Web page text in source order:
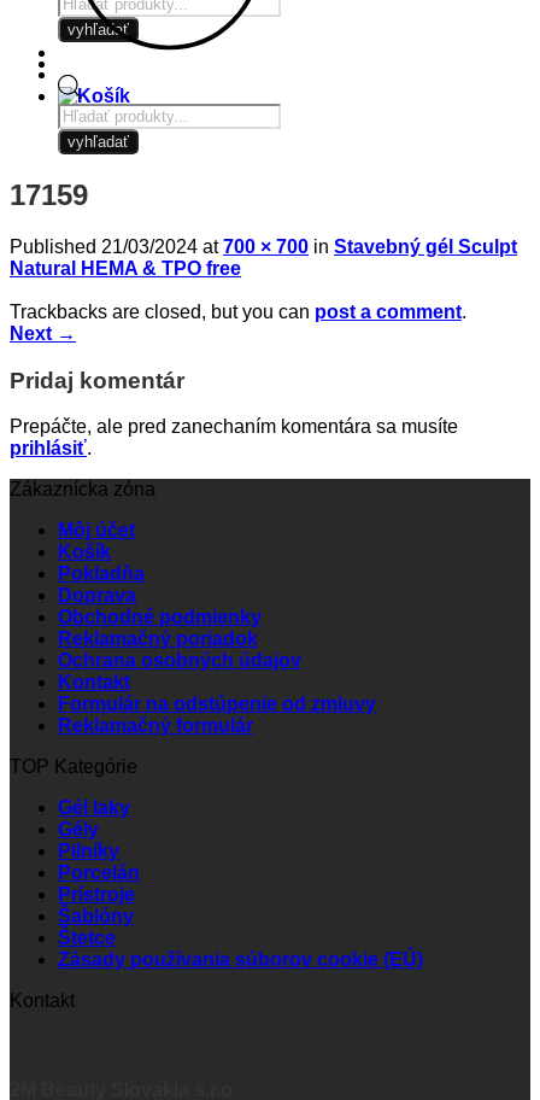
search
vyhľadať
Products
search
vyhľadať
17159
Published 21/03/2024 at700 × 700 in Stavebný gél Sculpt
Natural HEMA & TPO free
Trackbacks are closed, but you can post a comment.
Next →
Pridaj komentár
Prepáčte, ale pred zanechaním komentára sa musíte
prihlásiť.
Zákaznícka zóna
Môj účet
Košík
Pokladňa
Doprava
Obchodné podmienky
Reklamačný poriadok
Ochrana osobných údajov
Kontakt
Formulár na odstúpenie od zmluvy
Reklamačný formulár
TOP Kategórie
Gél laky
Gély
Pilníky
Porcelán
Prístroje
Šablóny
Štetce
Zásady používania súborov cookie (EÚ)
Kontakt